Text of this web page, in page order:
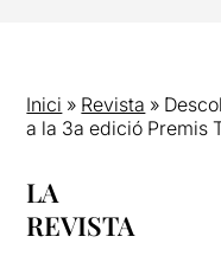
Inici » Revista »
a la 3a edició Premis
LA
REVISTA